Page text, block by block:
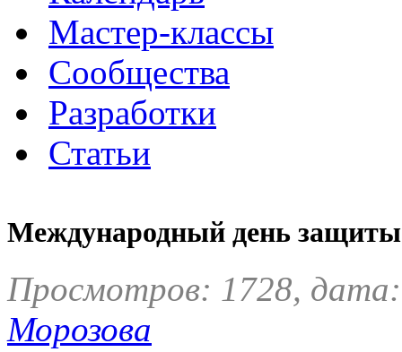
Мастер-классы
Сообщества
Разработки
Статьи
Международный день
Просмотров: 1728,
Морозова